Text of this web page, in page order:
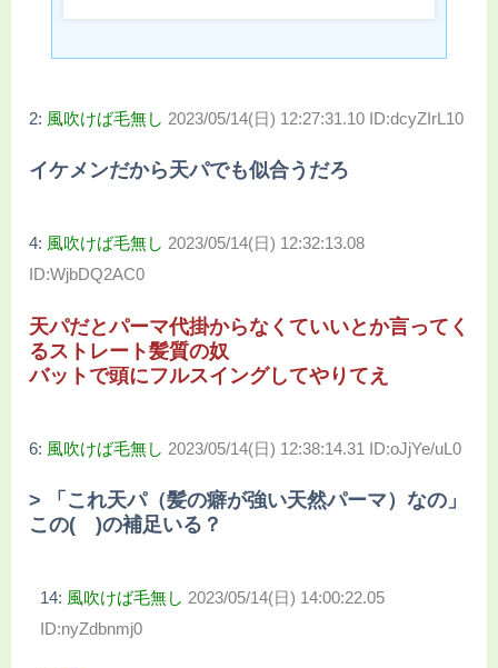
2: 風吹けば毛無し 2023/05/14(日) 12:27:31.10 ID:dcyZIrL10
イケメンだから天パでも似合うだろ
4: 風吹けば毛無し 2023/05/14(日) 12:32:13.08
ID:WjbDQ2AC0
天パだとパーマ代掛からなくていいとか言ってく
るストレート髪質の奴
バットで頭にフルスイングしてやりてえ
6: 風吹けば毛無し 2023/05/14(日) 12:38:14.31 ID:oJjYe/uL0
> 「これ天パ（髪の癖が強い天然パーマ）なの」
この( )の補足いる？
14: 風吹けば毛無し 2023/05/14(日) 14:00:22.05
ID:nyZdbnmj0